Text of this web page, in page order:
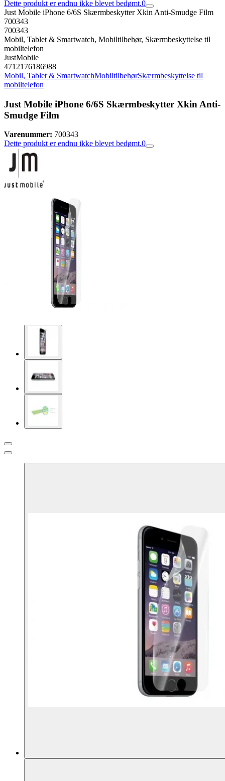
Dette produkt er endnu ikke blevet bedømt.0
Just Mobile iPhone 6/6S Skærmbeskytter Xkin Anti-Smudge Film
700343
700343
Mobil, Tablet & Smartwatch, Mobiltilbehør, Skærmbeskyttelse til
mobiltelefon
JustMobile
4712176186988
Mobil, Tablet & SmartwatchMobiltilbehørSkærmbeskyttelse til
mobiltelefon
Just Mobile iPhone 6/6S Skærmbeskytter Xkin Anti-
Smudge Film
Varenummer: 700343
Dette produkt er endnu ikke blevet bedømt.0